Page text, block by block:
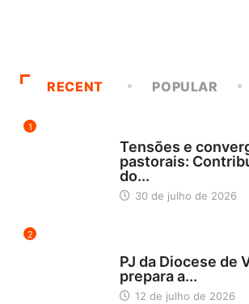
RECENT POPULAR
1
Tensões e
pastorais:
do...
30 de julho de 2026
2
PJ da Diocese de
prepara a...
12 de julho de 2026